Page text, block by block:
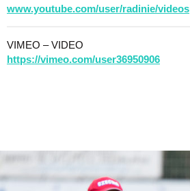
www.youtube.com/user/radinie/videos
VIMEO – VIDEO
https://vimeo.com/user36950906